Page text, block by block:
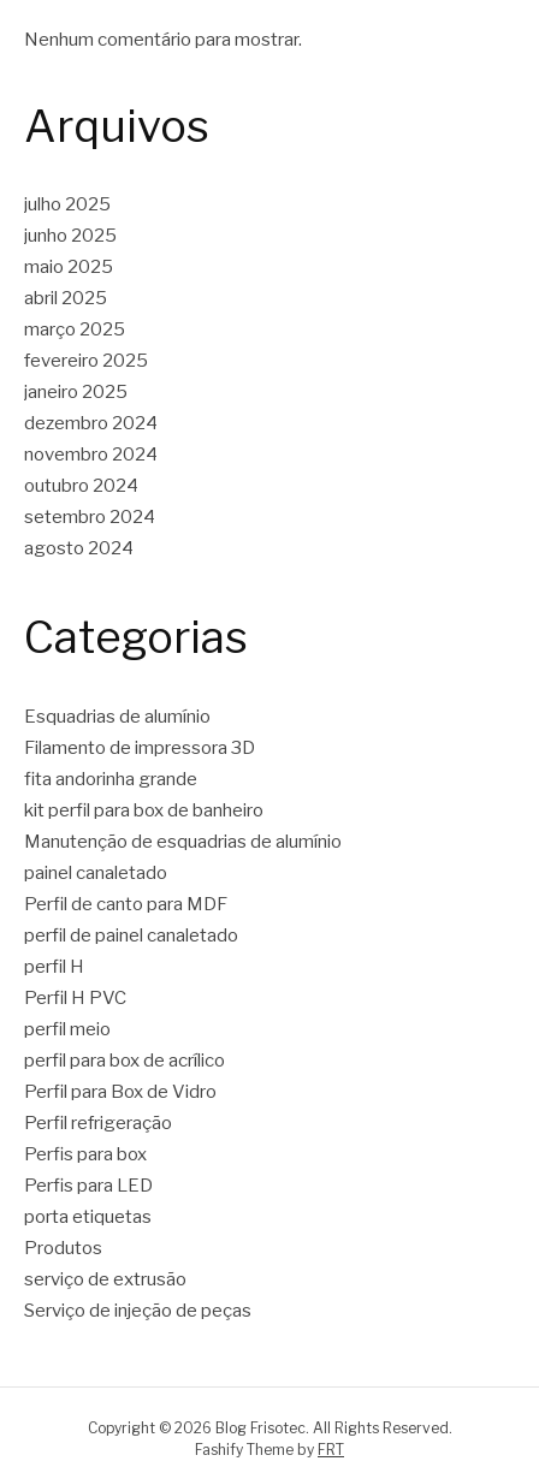
Nenhum comentário para mostrar.
Arquivos
julho 2025
junho 2025
maio 2025
abril 2025
março 2025
fevereiro 2025
janeiro 2025
dezembro 2024
novembro 2024
outubro 2024
setembro 2024
agosto 2024
Categorias
Esquadrias de alumínio
Filamento de impressora 3D
fita andorinha grande
kit perfil para box de banheiro
Manutenção de esquadrias de alumínio
painel canaletado
Perfil de canto para MDF
perfil de painel canaletado
perfil H
Perfil H PVC
perfil meio
perfil para box de acrílico
Perfil para Box de Vidro
Perfil refrigeração
Perfis para box
Perfis para LED
porta etiquetas
Produtos
serviço de extrusão
Serviço de injeção de peças
Copyright © 2026 Blog Frisotec. All Rights Reserved.
Fashify Theme by FRT